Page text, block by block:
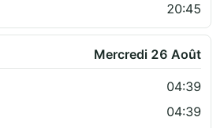
20:45
Mercredi 26 Août
04:39
04:39